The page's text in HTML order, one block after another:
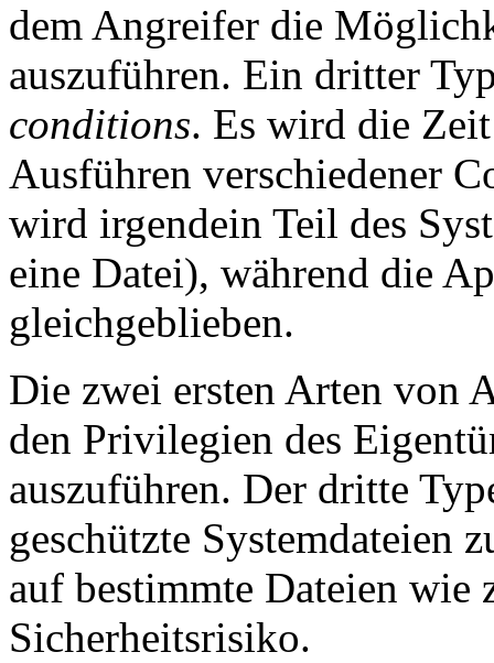
dem Angreifer die
auszuführen. Ein dritter
conditions. Es wird die
Ausführen verschiedener
wird irgendein Teil des
eine Datei), während die
gleichgeblieben.
Die zwei ersten Arten von
den Privilegien des
auszuführen. Der dritte
geschützte Systemdateien
auf bestimmte Dateien wie
Sicherheitsrisiko.